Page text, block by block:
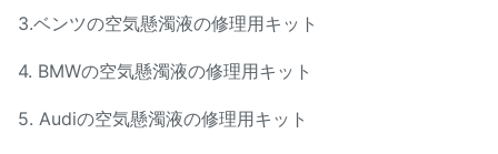
3.ベンツの空気懸濁液の修理用キット
4. BMWの空気懸濁液の修理用キット
5. Audiの空気懸濁液の修理用キット